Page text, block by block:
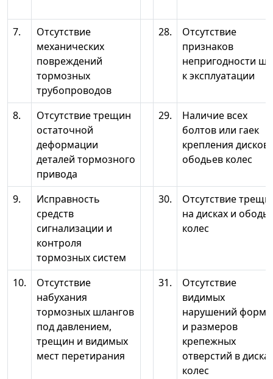
7.
Отсутствие
механических
повреждений
тормозных
трубопроводов
28.
Отсутствие
признаков
непригодности
к эксплуатации
8.
Отсутствие трещин
остаточной
деформации
деталей тормозного
привода
29.
Наличие всех
болтов или гаек
крепления дисков
ободьев колес
9.
Исправность
средств
сигнализации и
контроля
тормозных систем
30.
Отсутствие
на дисках и
колес
10.
Отсутствие
набухания
тормозных шлангов
под давлением,
трещин и видимых
мест перетирания
31.
Отсутствие
видимых
нарушений формы
и размеров
крепежных
отверстий в
колес